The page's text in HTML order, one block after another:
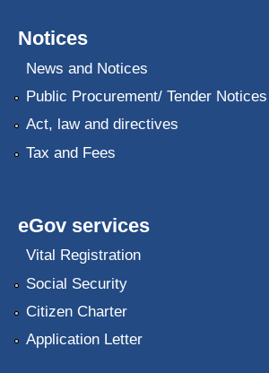
Notices
News and Notices
Public Procurement/ Tender Notices
Act, law and directives
Tax and Fees
eGov services
Vital Registration
Social Security
Citizen Charter
Application Letter